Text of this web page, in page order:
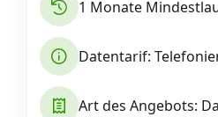
Forum
Über uns
1 Monate
Datentarif:
Art des Angebots: